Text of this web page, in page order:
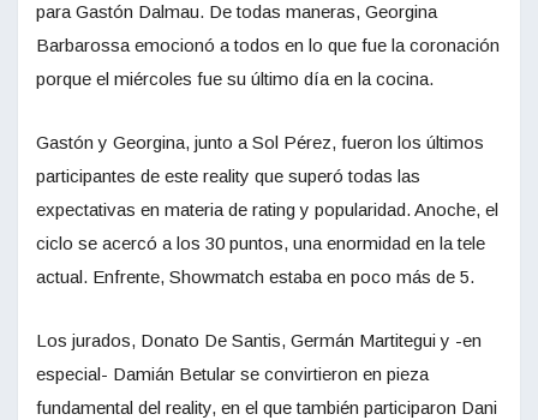
para Gastón Dalmau. De todas maneras, Georgina
Barbarossa emocionó a todos en lo que fue la coronación
porque el miércoles fue su último día en la cocina.
Gastón y Georgina, junto a Sol Pérez, fueron los últimos
participantes de este reality que superó todas las
expectativas en materia de rating y popularidad. Anoche, el
ciclo se acercó a los 30 puntos, una enormidad en la tele
actual. Enfrente, Showmatch estaba en poco más de 5.
Los jurados, Donato De Santis, Germán Martitegui y -en
especial- Damián Betular se convirtieron en pieza
fundamental del reality, en el que también participaron Dani